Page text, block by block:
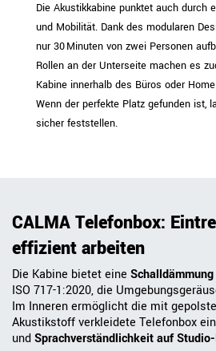
Die Akustikkabine punktet auch durch
und Mobilität. Dank des modularen
nur 30 Minuten von zwei Personen
Rollen an der Unterseite machen es
Kabine innerhalb des Büros oder
Wenn der perfekte Platz gefunden ist,
sicher feststellen.
CALMA Telefonbox:
effizient arbeiten
Die Kabine bietet eine
ISO 717-1:2020, die
Im Inneren ermöglicht die mit
Akustikstoff verkleidete Telefonbox
undSprachverständlichkeit auf